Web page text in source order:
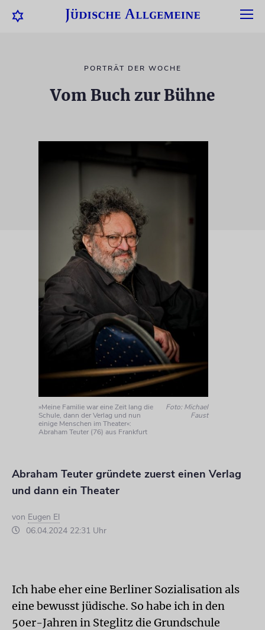
PORTRÄT DER WOCHE
Vom Buch zur Bühne
»Meine Familie war eine Zeit lang die
Schule, dann der Verlag und nun
einige Menschen im Theater«:
Abraham Teuter (76) aus Frankfurt
Foto: Michael
Faust
Abraham Teuter gründete zuerst einen Verlag
und dann ein Theater
von Eugen El
06.04.2024 22:31 Uhr
Ich habe eher eine Berliner Sozialisation als
eine bewusst jüdische. So habe ich in den
50er-Jahren in Steglitz die Grundschule